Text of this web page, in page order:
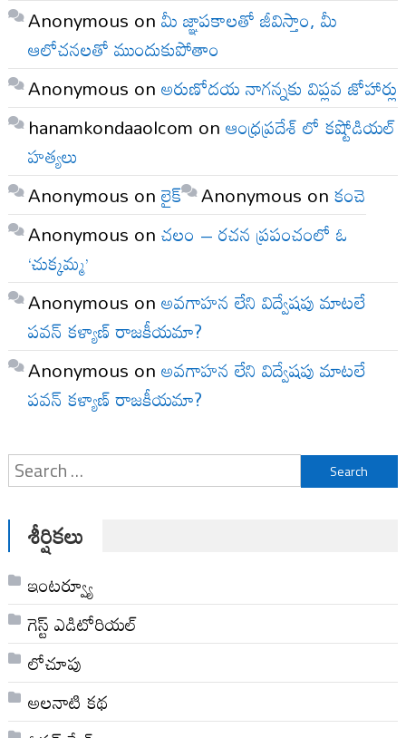
Anonymous onమీ జ్ఞాపకాలతో జీవిస్తాం, మీ
ఆలోచనలతో ముందుకుపోతాం
Anonymous onఅరుణోదయ నాగన్నకు విప్లవ జోహార్లు
hanamkondaaolcom onఆంధ్రప్రదేశ్ లో కష్టోడియల్
హత్యలు
Anonymous onలైక్ Anonymous onకంచె
Anonymous onచలం – రచన ప్రపంచంలో ఓ
‘చుక్కమ్మ’
Anonymous onఅవగాహన లేని విద్వేషపు మాటలే
పవన్ కళ్యాణ్ రాజకీయమా?
Anonymous onఅవగాహన లేని విద్వేషపు మాటలే
పవన్ కళ్యాణ్ రాజకీయమా?
Search
for:
శీర్షికలు
ఇంటర్వ్యూ
గెస్ట్ ఎడిటోరియల్
లోచూపు
అల‌నాటి క‌థ‌